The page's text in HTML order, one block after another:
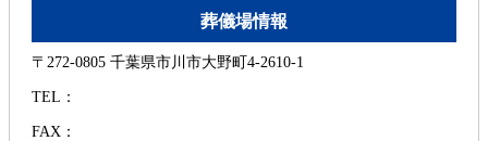
葬儀場情報
〒272-0805 千葉県市川市大野町4-2610-1
TEL：
FAX：